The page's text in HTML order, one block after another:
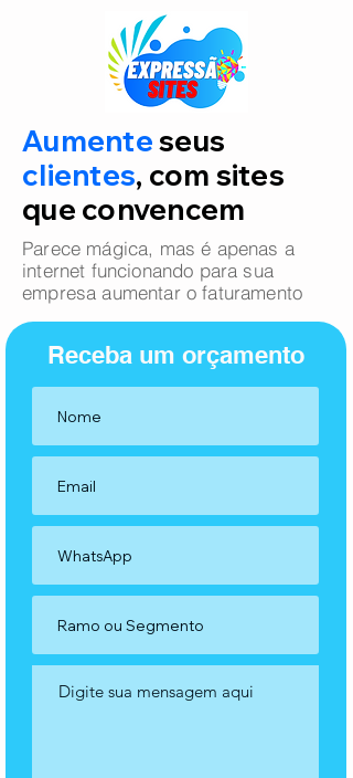
Aumenteseus
clientes, com sites
que convencem
Parece mágica, mas é apenas a
internet funcionando para sua
empresa aumentar o faturamento
Receba um orçamento